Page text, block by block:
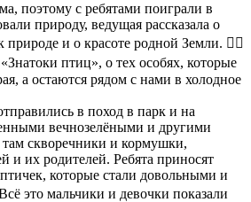
поэтому с ребятами поиграли в
природу, ведущая рассказала о
и о красоте родной Земли. 🙆‍♀️
птиц», о тех особях, которые
а остаются рядом с нами в холодное
в поход в парк и на
вечнозелёными и другими
там скворечники и кормушки,
и их родителей. Ребята приносят
которые стали довольными и
это мальчики и девочки показали